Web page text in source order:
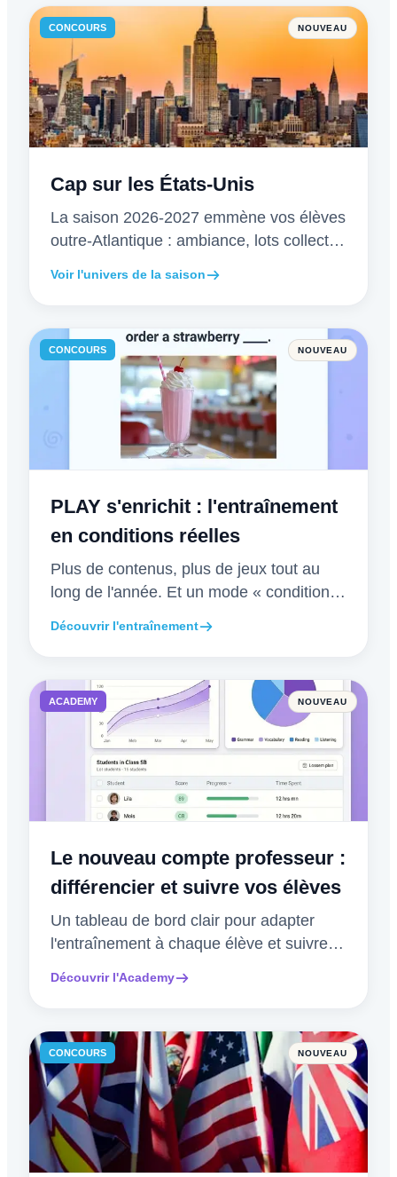
CONCOURS NOUVEAU
Cap sur les États-Unis
La saison 2026-2027 emmène vos élèves
outre-Atlantique : ambiance, lots collector,
Voir l'univers de la saison
CONCOURS NOUVEAU
PLAY s'enrichit : l'entraînement
en conditions réelles
Plus de contenus, plus de jeux tout au
long de l'année. Et un mode « conditions
chronométrées, comme le jour du
Découvrir l'entraînement
ACADEMY NOUVEAU
Le nouveau compte professeur :
différencier et suivre vos élèves
Un tableau de bord clair pour adapter
l'entraînement à chaque élève et suivre
Découvrir l'Academy
CONCOURS NOUVEAU